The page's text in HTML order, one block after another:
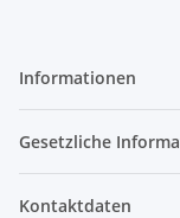
Informationen
Gesetzliche
Kontaktdaten